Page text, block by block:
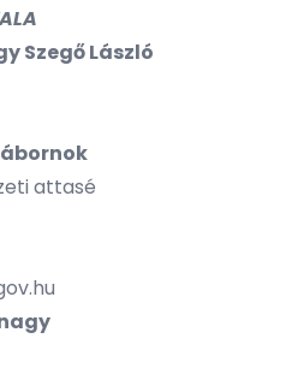
Szegő László
attasé